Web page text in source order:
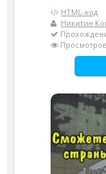
HTML-код
Никитин